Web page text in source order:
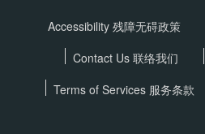
Accessibility 残障无碍政策
Contact Us 联络我们
Terms of Services 服务条款